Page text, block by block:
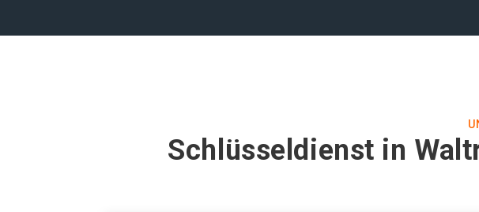
Schlüsseldienst in